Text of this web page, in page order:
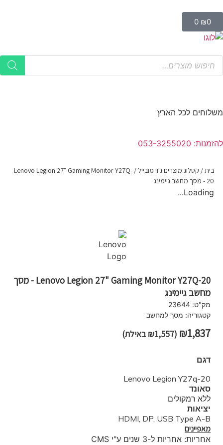
₪0
0
משלוחים לכל הארץ
להזמנות: 053-3255020
בית/ קטלוג מוצרים ג'וי מובייל /
Lenovo Legion 27" Gaming Monitor Y27Q-
20 - מסך מחשב גיימינג
Loading...
Lenovo Legion 27" Gaming Monitor Y27Q-20 - מסך
מחשב גיימינג
מק"ט: 23644
קטגוריה: מסך למחשב
₪1,837
(
₪1,557 באילת)
דגם
Lenovo Legion Y27q-20
סאונד
ללא רמקולים
יציאות
HDMI, DP, USB Type A-B
מאפיינים
אחריות: אחריות ל-3 שנים ע"י CMS